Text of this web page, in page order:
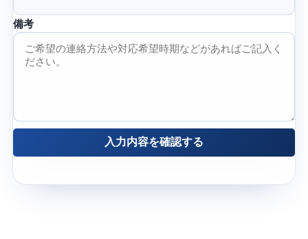
備考
入力内容を確認する